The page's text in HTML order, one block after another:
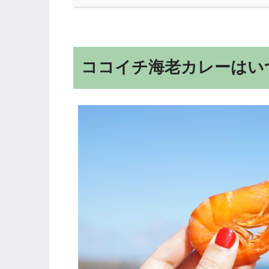
ココイチ海老カレーは